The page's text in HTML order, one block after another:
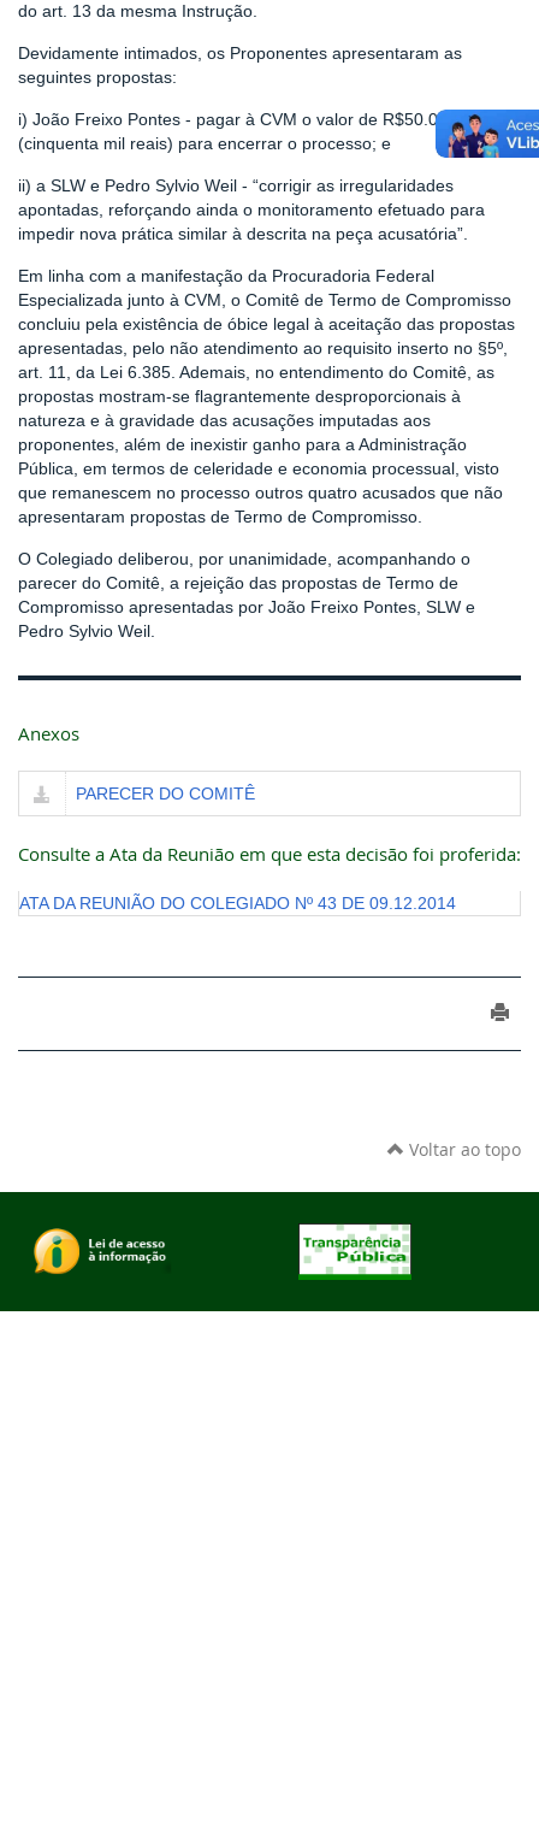
do art. 13 da mesma Instrução.
Devidamente intimados, os Proponentes apresentaram as
seguintes propostas:
i) João Freixo Pontes - pagar à CVM o valor de R$50.000,00
(cinquenta mil reais) para encerrar o processo; e
ii) a SLW e Pedro Sylvio Weil - “corrigir as irregularidades
apontadas, reforçando ainda o monitoramento efetuado para
impedir nova prática similar à descrita na peça acusatória”.
Em linha com a manifestação da Procuradoria Federal
Especializada junto à CVM, o Comitê de Termo de Compromisso
concluiu pela existência de óbice legal à aceitação das propostas
apresentadas, pelo não atendimento ao requisito inserto no §5º,
art. 11, da Lei 6.385. Ademais, no entendimento do Comitê, as
propostas mostram-se flagrantemente desproporcionais à
natureza e à gravidade das acusações imputadas aos
proponentes, além de inexistir ganho para a Administração
Pública, em termos de celeridade e economia processual, visto
que remanescem no processo outros quatro acusados que não
apresentaram propostas de Termo de Compromisso.
O Colegiado deliberou, por unanimidade, acompanhando o
parecer do Comitê, a rejeição das propostas de Termo de
Compromisso apresentadas por João Freixo Pontes, SLW e
Pedro Sylvio Weil.
Anexos
PARECER DO COMITÊ
Consulte a Ata da Reunião em que esta decisão foi proferida:
ATA DA REUNIÃO DO COLEGIADO Nº 43 DE 09.12.2014
Voltar ao topo